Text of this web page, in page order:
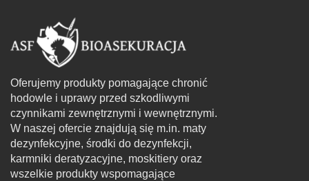
Oferujemy produkty pomagające chronić
hodowle i uprawy przed szkodliwymi
czynnikami zewnętrznymi i wewnętrznymi.
W naszej ofercie znajdują się m.in. maty
dezynfekcyjne, środki do dezynfekcji,
karmniki deratyzacyjne, moskitiery oraz
wszelkie produkty wspomagające